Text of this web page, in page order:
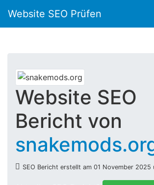
Website SEO Prüfen
Website SEO
Bericht von
SEO Bericht erstellt am 01 November 2025